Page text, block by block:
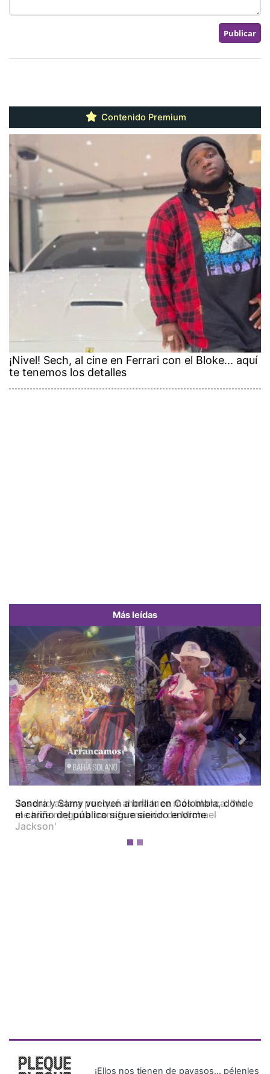
Contenido Premium
¡Nivel! Sech, al cine en Ferrari con el Bloke... aquí
te tenemos los detalles
Más leídas
Josenid aclara por qué ahora luce más blanca: 'No
me hice ninguna transformación de Michael
Jackson'
Previous Next
¡Ellos nos tienen de payasos… pélenles